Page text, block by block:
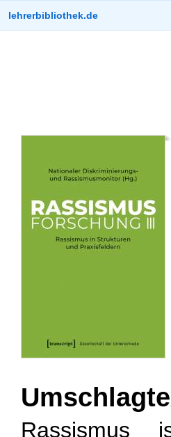
lehrerbibliothek.de
Rassismus